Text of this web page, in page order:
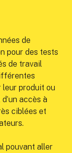
de
pour des tests
de travail
produit ou
accès à
ciblées et
pouvant aller